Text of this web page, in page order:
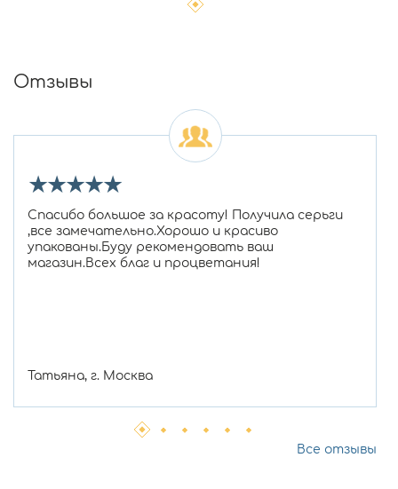
Отзывы
★★★★★
Спасибо большое за красоту! Получила серьги
,все замечательно.Хорошо и красиво
упакованы.Буду рекомендовать ваш
магазин.Всех благ и процветания!
Татьяна, г. Москва
Все отзывы